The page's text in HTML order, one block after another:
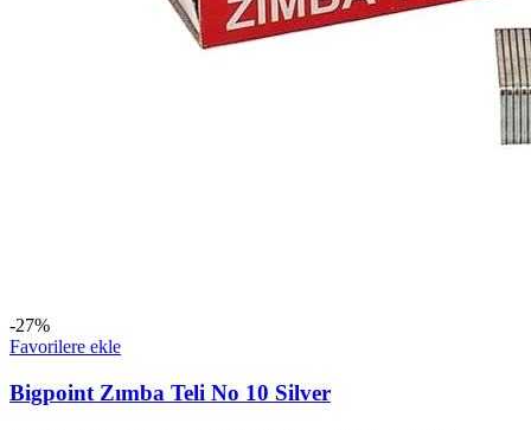
-27%
Favorilere ekle
Bigpoint Zımba Teli No 10 Silver